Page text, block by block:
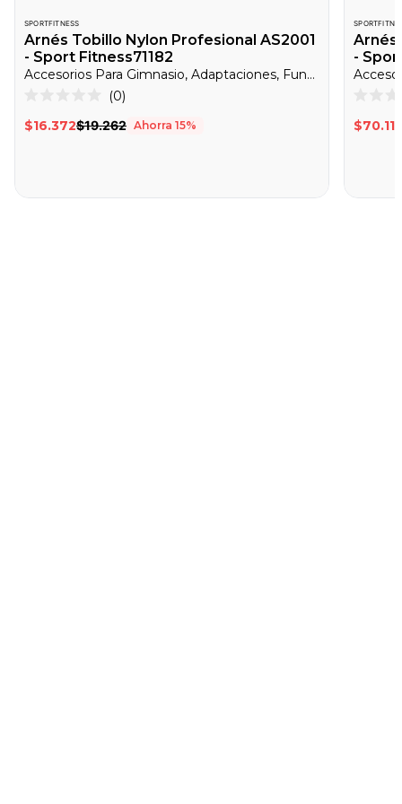
SPORTFITNESS
Arnés Tobillo Nylon Profesional AS2001
- Sport Fitness71182
Accesorios Para Gimnasio, Adaptaciones, Funcional
0
de
0
para
$16.372$19.262 Ahorra 15%
Arnés
-
0
de